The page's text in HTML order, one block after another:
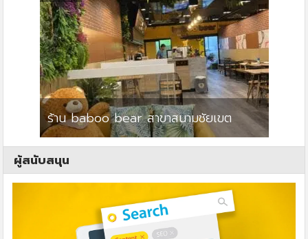
ร้าน baboo bear สาขาสนามชัยเขต
ผู้สนับสนุน